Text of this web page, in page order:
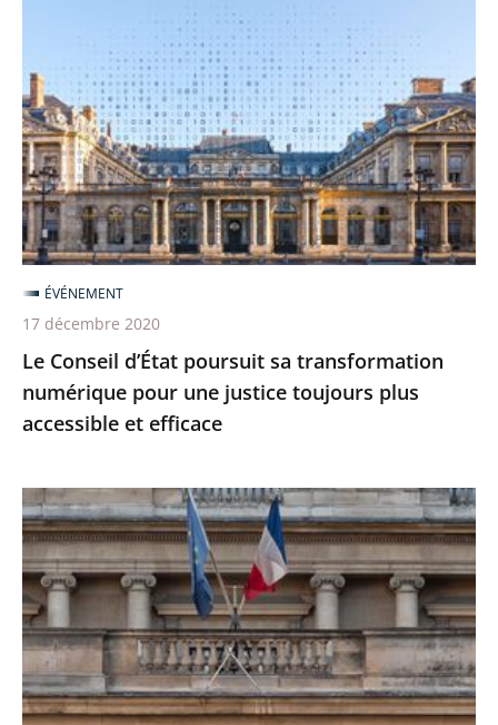
nouvellement
dégrad...
poursuit
sa
transformation
numérique
pour
une
justice
toujours
plus
accessible
et
efficace
Le Conseil d’État poursuit sa transformation
numérique pour une justice toujours plus
accessible et efficace
ÉVÉNEMENT
17 décembre 2020
Ordonnances
de
l’article
38
de
la
Constitution